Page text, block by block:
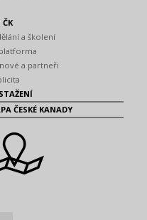
ČK
a školení
a partneři
ČESKÉ KANADY